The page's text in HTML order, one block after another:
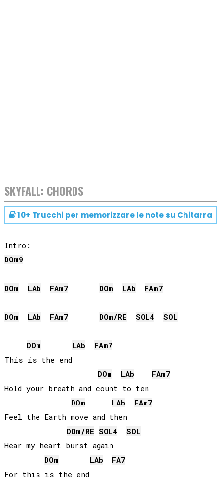
SKYFALL: CHORDS
10+ Trucchi per memorizzare le note su Chitarra
DOm9
DOm LAb FAm7 DOm LAb FAm7
DOm LAb FAm7 DOm/RE SOL4 SOL
DOm LAb FAm7
This is the end
DOm LAb FAm7
Hold your breath and count to ten
DOm LAb FAm7
Feel the Earth move and then
DOm/RE SOL4
SOL
Hear my heart burst again
DOm LAb FA7
For this is the end